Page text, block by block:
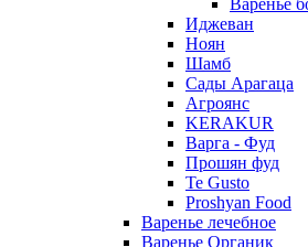
Варенье
Иджеван
Ноян
Шамб
Сады Арагаца
Агроянс
KERAKUR
Варга - Фуд
Прошян фуд
Te Gusto
Proshyan Food
Варенье лечебное
Варенье Органик